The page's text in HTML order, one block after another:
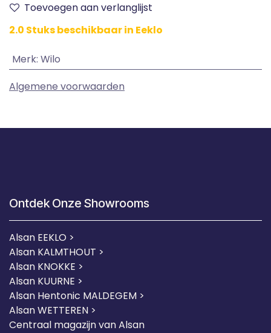
Toevoegen aan verlanglijst
2.0 Stuks beschikbaar in Eeklo
Merk: Wilo
Algemene voorwaarden
Ontdek Onze Showrooms
Alsan EEKLO >
Alsan KALMTHOUT >
Alsan KNOKKE >
Alsan KUURNE >
Alsan Hentonic MALDEGEM >
Alsan WETTEREN >
Centraal magazijn van Alsan